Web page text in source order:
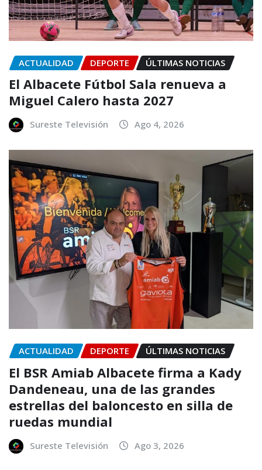
ACTUALIDAD DEPORTE ÚLTIMAS NOTICIAS
El Albacete Fútbol Sala renueva a
Miguel Calero hasta 2027
Sureste Televisión Ago 4, 2026
ACTUALIDAD DEPORTE ÚLTIMAS NOTICIAS
El BSR Amiab Albacete firma a Kady
Dandeneau, una de las grandes
estrellas del baloncesto en silla de
ruedas mundial
Sureste Televisión Ago 3, 2026